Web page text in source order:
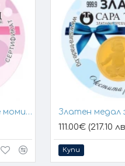
Златен медал за бебе момиче 24К
111.00€ (217.10
Купи